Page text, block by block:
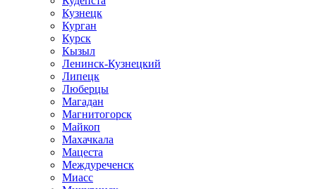
Кузнецк
Курган
Курск
Кызыл
Ленинск-Кузнецкий
Липецк
Люберцы
Магадан
Магнитогорск
Майкоп
Махачкала
Мацеста
Междуреченск
Миасс